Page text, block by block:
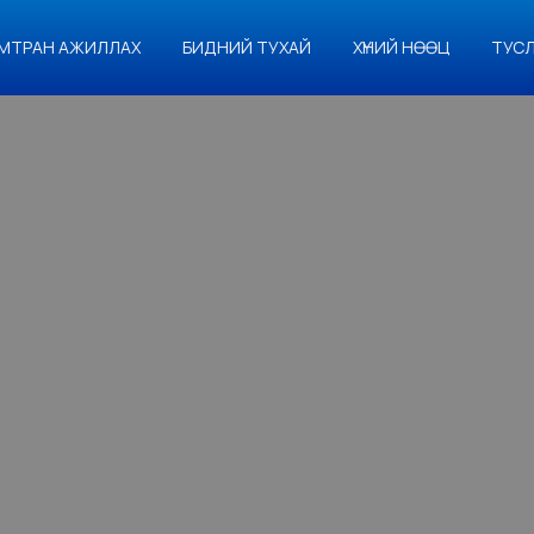
АЖИЛЛАХ БИДНИЙ ТУХАЙ ХҮНИЙ НӨӨЦ